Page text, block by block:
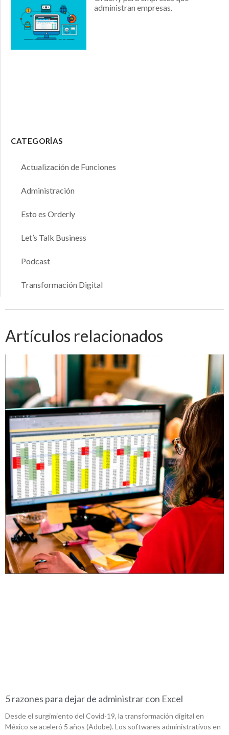
administran empresas.
CATEGORÍAS
Actualización de Funciones
Administración
Esto es Orderly
Let’s Talk Business
Podcast
Transformación Digital
Artículos relacionados
5 razones para dejar de administrar con Excel
Desde el surgimiento del Covid-19, la transformación digital en
México se aceleró 5 años (Adobe). Los softwares administrativos en